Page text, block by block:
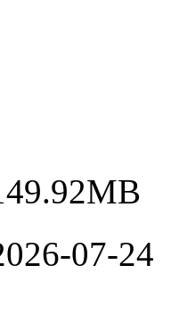
07-24